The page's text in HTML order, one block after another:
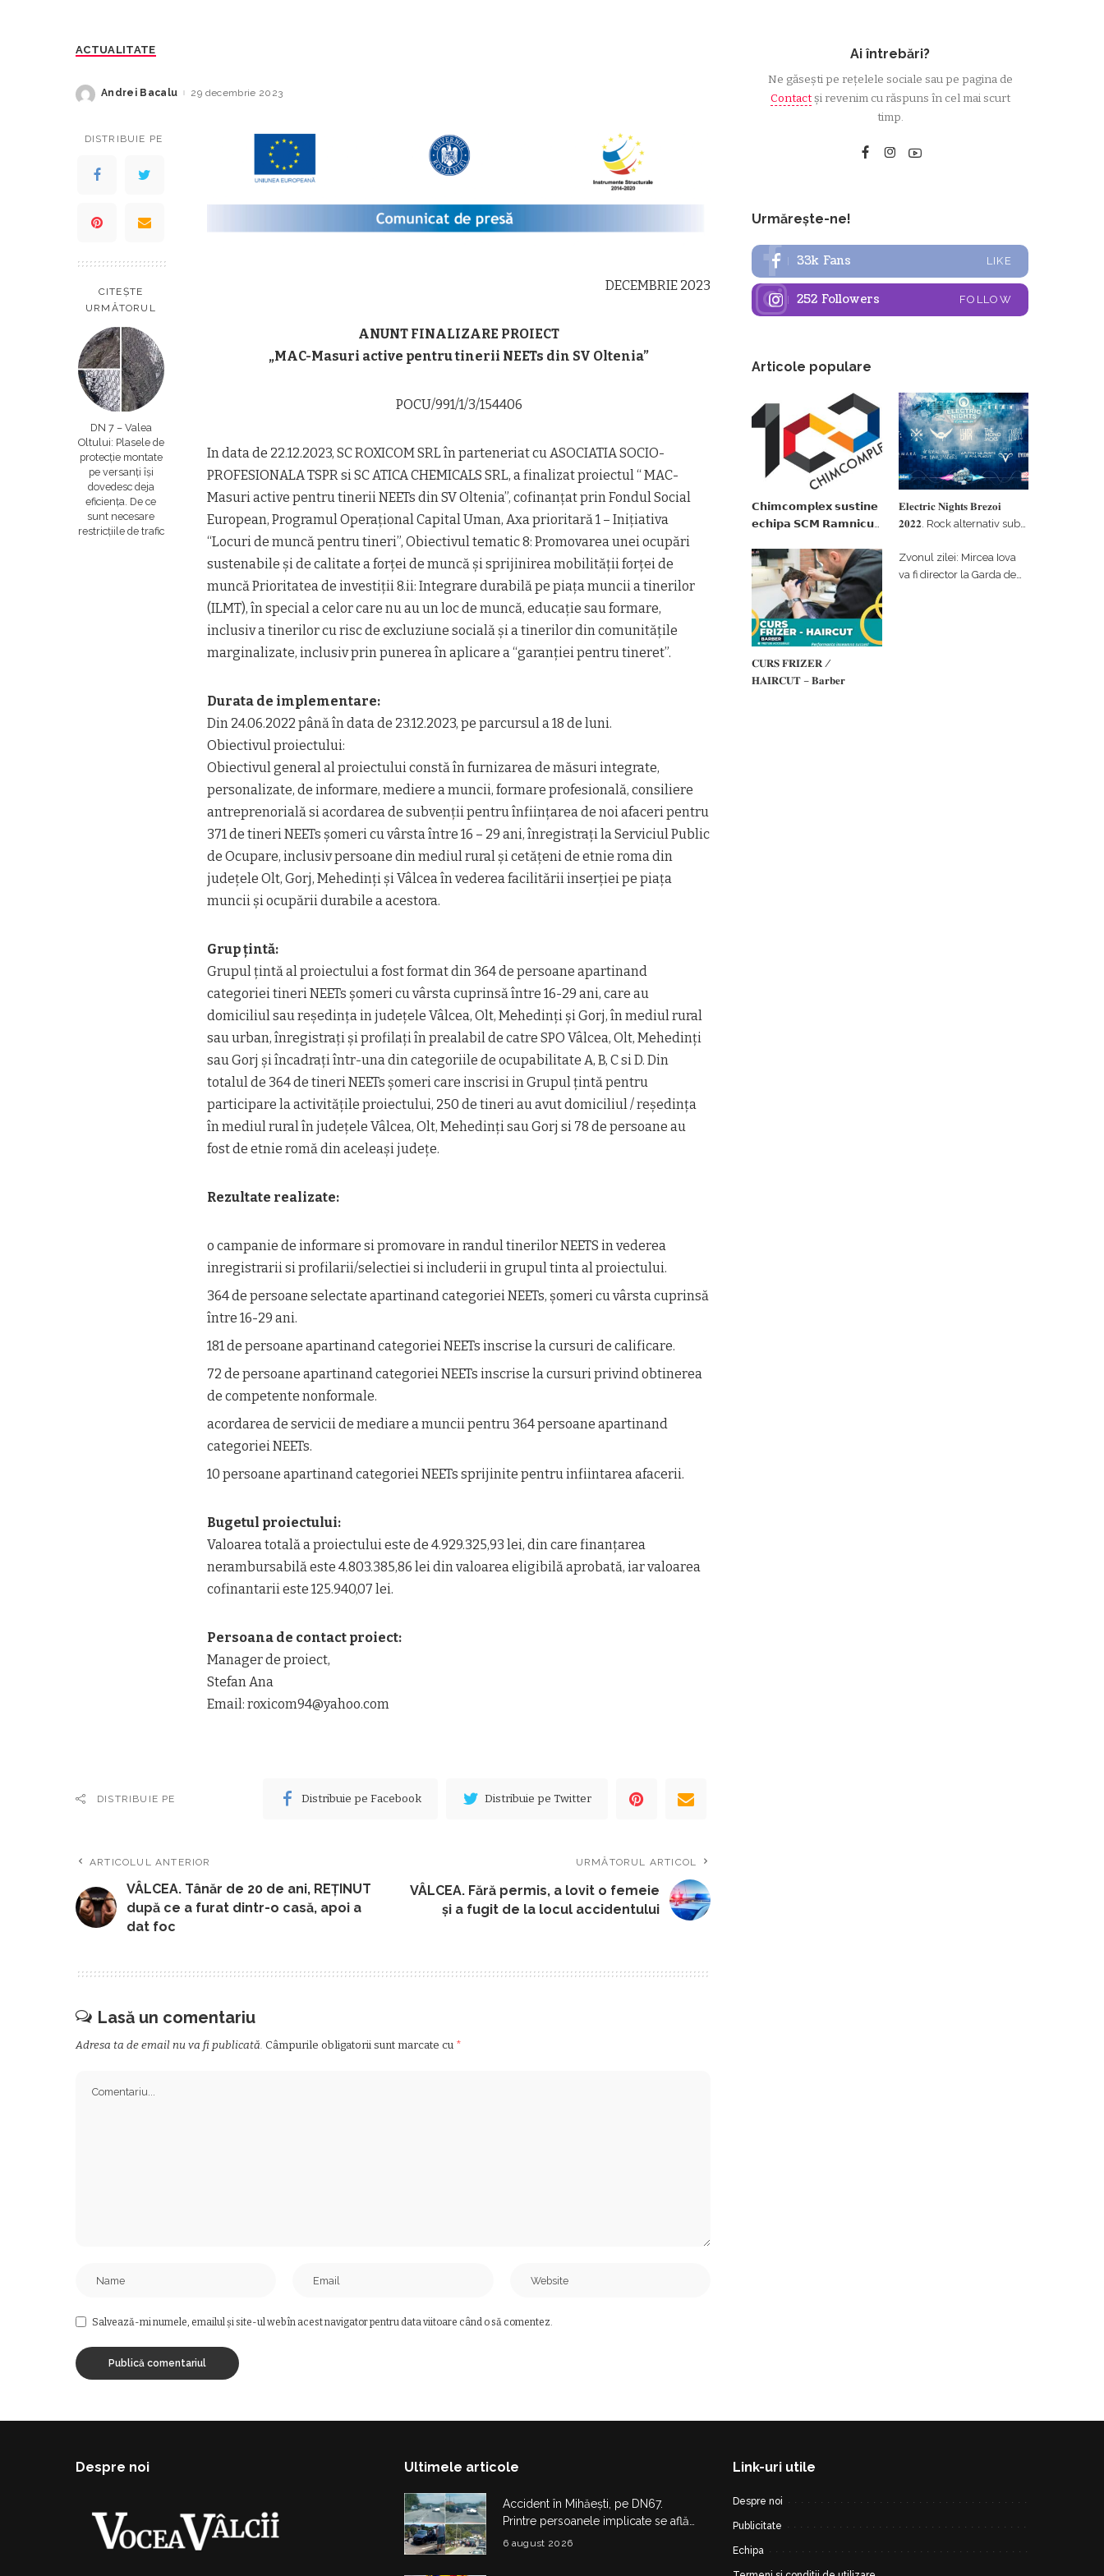
ACTUALITATE
Posted
Andrei Bacalu 29 decembrie 2023
DISTRIBUIE PE
CITEȘTE
URMĂTORUL
DN 7 – Valea
Oltului: Plasele de
protecție montate
pe versanți își
dovedesc deja
eficiența. De ce
sunt necesare
restricțiile de trafic
DECEMBRIE 2023
ANUNT FINALIZARE PROIECT
„MAC-Masuri active pentru tinerii NEETs din SV Oltenia”
POCU/991/1/3/154406
In data de 22.12.2023, SC ROXICOM SRL în parteneriat cu ASOCIATIA SOCIO-
PROFESIONALA TSPR si SC ATICA CHEMICALS SRL, a finalizat proiectul “ MAC-
Masuri active pentru tinerii NEETs din SV Oltenia”, cofinanţat prin Fondul Social
European, Programul Operaţional Capital Uman, Axa prioritară 1 – Inițiativa
“Locuri de muncă pentru tineri”, Obiectivul tematic 8: Promovarea unei ocupări
sustenabile și de calitate a forței de muncă și sprijinirea mobilității forței de
muncă Prioritatea de investiții 8.ii: Integrare durabilă pe piața muncii a tinerilor
(ILMT), în special a celor care nu au un loc de muncă, educație sau formare,
inclusiv a tinerilor cu risc de excluziune socială și a tinerilor din comunitățile
marginalizate, inclusiv prin punerea în aplicare a “garanției pentru tineret”.
Durata de implementare:
Din 24.06.2022 până în data de 23.12.2023, pe parcursul a 18 de luni.
Obiectivul proiectului:
Obiectivul general al proiectului constă în furnizarea de măsuri integrate,
personalizate, de informare, mediere a muncii, formare profesională, consiliere
antreprenorială si acordarea de subvenții pentru înființarea de noi afaceri pentru
371 de tineri NEETs șomeri cu vârsta între 16 – 29 ani, înregistrați la Serviciul Public
de Ocupare, inclusiv persoane din mediul rural și cetățeni de etnie roma din
județele Olt, Gorj, Mehedinți și Vâlcea în vederea facilitării inserției pe piața
muncii și ocupării durabile a acestora.
Grup țintă:
Grupul țintă al proiectului a fost format din 364 de persoane apartinand
categoriei tineri NEETs șomeri cu vârsta cuprinsă între 16-29 ani, care au
domiciliul sau reședința in județele Vâlcea, Olt, Mehedinți și Gorj, în mediul rural
sau urban, înregistrați și profilați în prealabil de catre SPO Vâlcea, Olt, Mehedinți
sau Gorj și încadrați într-una din categoriile de ocupabilitate A, B, C si D. Din
totalul de 364 de tineri NEETs șomeri care inscrisi in Grupul țintă pentru
participare la activitățile proiectului, 250 de tineri au avut domiciliul / reședința
în mediul rural în județele Vâlcea, Olt, Mehedinți sau Gorj si 78 de persoane au
fost de etnie romă din aceleași județe.
Rezultate realizate:
o campanie de informare si promovare in randul tinerilor NEETS in vederea
inregistrarii si profilarii/selectiei si includerii in grupul tinta al proiectului.
364 de persoane selectate apartinand categoriei NEETs, șomeri cu vârsta cuprinsă
între 16-29 ani.
181 de persoane apartinand categoriei NEETs inscrise la cursuri de calificare.
72 de persoane apartinand categoriei NEETs inscrise la cursuri privind obtinerea
de competente nonformale.
acordarea de servicii de mediare a muncii pentru 364 persoane apartinand
categoriei NEETs.
10 persoane apartinand categoriei NEETs sprijinite pentru infiintarea afacerii.
Bugetul proiectului:
Valoarea totală a proiectului este de 4.929.325,93 lei, din care finanţarea
nerambursabilă este 4.803.385,86 lei din valoarea eligibilă aprobată, iar valoarea
cofinantarii este 125.940,07 lei.
Persoana de contact proiect:
Manager de proiect,
Stefan Ana
Email: roxicom94@yahoo.com
DISTRIBUIE PE Distribuie pe Facebook Distribuie pe Twitter
ARTICOLUL ANTERIOR
VÂLCEA. Tânăr de 20 de ani, REȚINUT
după ce a furat dintr-o casă, apoi a
dat foc
URMĂTORUL ARTICOL
VÂLCEA. Fără permis, a lovit o femeie
și a fugit de la locul accidentului
Lasă un comentariu
Adresa ta de email nu va fi publicată. Câmpurile obligatorii sunt marcate cu *
Salvează-mi numele, emailul și site-ul web în acest navigator pentru data viitoare când o să comentez.
Ai întrebări?
Ne găsești pe rețelele sociale sau pe pagina de
Contactși revenim cu răspuns în cel mai scurt
timp.
Urmărește-ne!
33k Fans LIKE
252 Followers FOLLOW
Articole populare
𝗖𝗵𝗶𝗺𝗰𝗼𝗺𝗽𝗹𝗲𝘅 𝘀𝘂𝘀𝘁𝗶𝗻𝗲
𝗲𝗰𝗵𝗶𝗽𝗮 𝗦𝗖𝗠 𝗥𝗮𝗺𝗻𝗶𝗰𝘂
𝗽𝗮𝗿𝘁𝗲𝗻𝗲𝗿 𝗳𝗶𝗻𝗮𝗻𝘁𝗮𝘁𝗼𝗿
𝐄𝐥𝐞𝐜𝐭𝐫𝐢𝐜 𝐍𝐢𝐠𝐡𝐭𝐬 𝐁𝐫𝐞𝐳𝐨𝐢
𝟐𝟎𝟐𝟐. Rock alternativ sub
#𝐁𝐫𝐞𝐳𝐨𝐢𝐮𝐥𝐋𝐮𝐦𝐢𝐢
𝐂𝐔𝐑𝐒 𝐅𝐑𝐈𝐙𝐄𝐑 /
𝐇𝐀𝐈𝐑𝐂𝐔𝐓 – 𝐁𝐚𝐫𝐛𝐞𝐫
Zvonul zilei: Mircea Iova
va fi director la Garda de
Despre noi Ultimele articole
Accident în Mihăești, pe DN67.
Printre persoanele implicate se află
și doi copii
6 august 2026
Link-uri utile
Despre noi
Publicitate
Echipa